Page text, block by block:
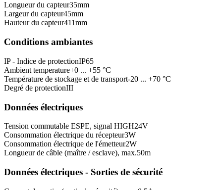
Longueur du capteur35mm
Largeur du capteur45mm
Hauteur du capteur411mm
Conditions ambiantes
IP - Indice de protectionIP65
Ambient temperature+0 ... +55 °C
Température de stockage et de transport-20 ... +70 °C
Degré de protectionIII
Données électriques
Tension commutable ESPE, signal HIGH24V
Consommation électrique du récepteur3W
Consommation électrique de l'émetteur2W
Longueur de câble (maître / esclave), max.50m
Données électriques - Sorties de sécurité